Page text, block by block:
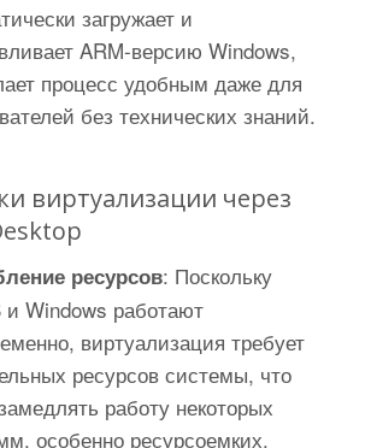
загружает и
ARM-версию Windows,
процесс удобным даже для
без технических знаний.
виртуализации через
ресурсов: Поскольку
и Windows работают
виртуализация требует
ресурсов системы, что
работу некоторых
особенно ресурсоемких.